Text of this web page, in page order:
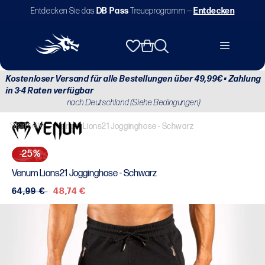
zumEntdecken Sie das DB PassTreueprogramm — Entdecken
Warenkorb
Kostenloser Versand für alle Bestellungen über 49,99€ • Zahlung
in 3-4 Raten verfügbar
nach Deutschland (Siehe Bedingungen)
Startseite / Venum Lions21 Jogginghose - Schwarz
-25%
Venum Lions21 Jogginghose - Schwarz
Normaler
64,99 € Verkaufspreis
48,74 €